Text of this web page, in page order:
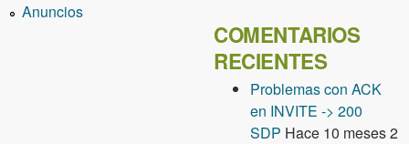
Anuncios
COMENTARIOS
RECIENTES
Problemas con ACK
en INVITE -> 200
SDP Hace 10 meses 2